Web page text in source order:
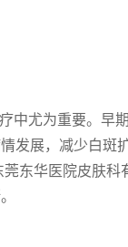
中尤为重要。
发展，减少白
东华医院皮肤